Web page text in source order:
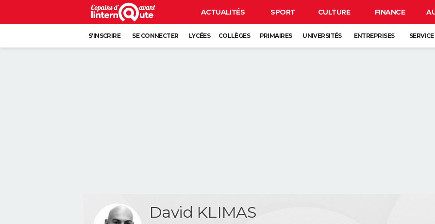
ACTUALITÉS SPORT CULTURE FINANCE
S'INSCRIRE SE CONNECTER LYCÉES COLLÈGES PRIMAIRES UNIVERSITÉS ENTREPRISES
David KLIMAS